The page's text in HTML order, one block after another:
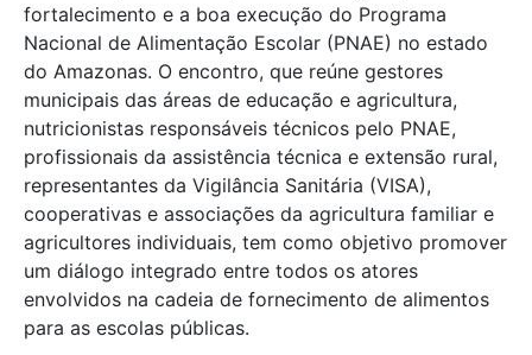
fortalecimento e a boa execução do Programa
Nacional de Alimentação Escolar (PNAE) no estado
do Amazonas. O encontro, que reúne gestores
municipais das áreas de educação e agricultura,
nutricionistas responsáveis técnicos pelo PNAE,
profissionais da assistência técnica e extensão rural,
representantes da Vigilância Sanitária (VISA),
cooperativas e associações da agricultura familiar e
agricultores individuais, tem como objetivo promover
um diálogo integrado entre todos os atores
envolvidos na cadeia de fornecimento de alimentos
para as escolas públicas.